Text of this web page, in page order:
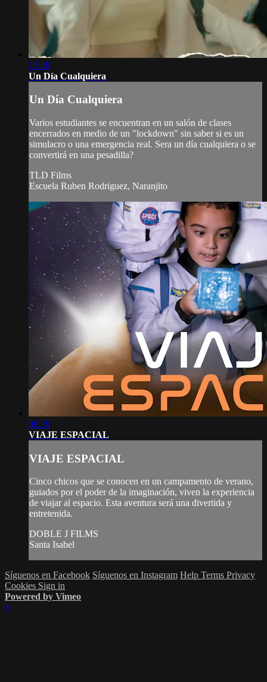
15:39
Un Día Cualquiera
Un Día Cualquiera
Varios estudiantes se encuentran en un salón de clases
encerrados en medio de un "lockdown" sin saber si es un
simulacro o una emergencia real. Sera un día cualquiera o se
convertirá en una pesadilla?
TLD Films
Escuela Ruben Rodriguez, Naranjito
08:29
VIAJE ESPACIAL
VIAJE ESPACIAL
Cinco chicos que se conocen en un campamento de verano,
guiados por el poder de la imaginación, viven la experiencia
de viajar al espacio. Esta aventura será una divertida y
entretenida.
DOBLE J FILMS
Santa Isabel
Síguenos en Facebook Síguenos en Instagram Help Terms Privacy
Cookies Sign in
Powered by Vimeo
×